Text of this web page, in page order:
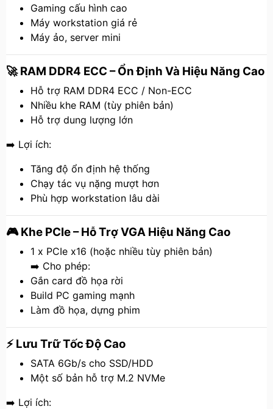
Gaming cấu hình cao
Máy workstation giá rẻ
Máy ảo, server mini
🚀 RAM DDR4 ECC – Ổn Định Và Hiệu Năng Cao
Hỗ trợ RAM DDR4 ECC / Non-ECC
Nhiều khe RAM (tùy phiên bản)
Hỗ trợ dung lượng lớn
➡️ Lợi ích:
Tăng độ ổn định hệ thống
Chạy tác vụ nặng mượt hơn
Phù hợp workstation lâu dài
🎮 Khe PCIe – Hỗ Trợ VGA Hiệu Năng Cao
1 x PCIe x16 (hoặc nhiều tùy phiên bản)
➡️ Cho phép:
Gắn card đồ họa rời
Build PC gaming mạnh
Làm đồ họa, dựng phim
⚡ Lưu Trữ Tốc Độ Cao
SATA 6Gb/s cho SSD/HDD
Một số bản hỗ trợ M.2 NVMe
➡️ Lợi ích: